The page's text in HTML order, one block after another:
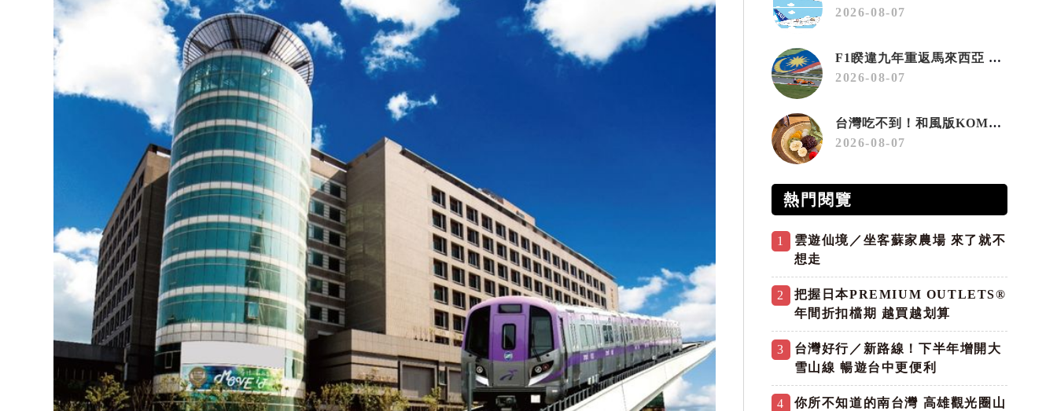
2026-08-07
F1睽違九年重返馬來西亞 三大國際賽事打造10月運動旅遊熱潮 賽車、自行車、路跑同週登場
2026-08-07
台灣吃不到！和風版KOMEDA咖啡讓你吃遍名古屋在地美食
2026-08-07
熱門閱覽
1
雲遊仙境／坐客蘇家農場 來了就不
想走
2
把握日本PREMIUM OUTLETS®
年間折扣檔期 越買越划算
3
台灣好行／新路線！下半年增開大
雪山線 暢遊台中更便利
4
你所不知道的南台灣 高雄觀光圈山